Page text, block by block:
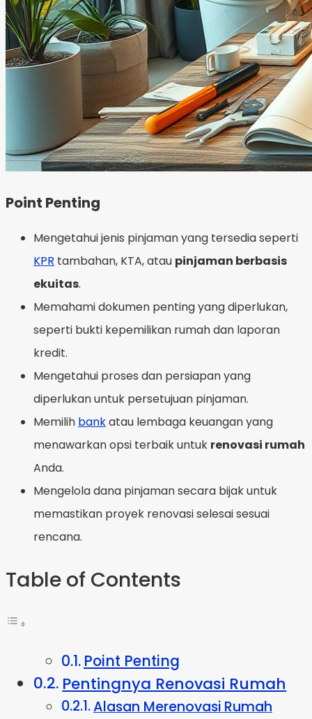
Point Penting
Mengetahui jenis pinjaman yang tersedia seperti
KPR tambahan, KTA, atau pinjaman berbasis
ekuitas.
Memahami dokumen penting yang diperlukan,
seperti bukti kepemilikan rumah dan laporan
kredit.
Mengetahui proses dan persiapan yang
diperlukan untuk persetujuan pinjaman.
Memilih bankatau lembaga keuangan yang
menawarkan opsi terbaik untuk renovasi rumah
Anda.
Mengelola dana pinjaman secara bijak untuk
memastikan proyek renovasi selesai sesuai
rencana.
Table of Contents
Point Penting
Pentingnya Renovasi Rumah
Alasan Merenovasi Rumah